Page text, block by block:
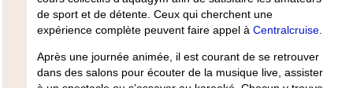
de sport et de détente. Ceux qui cherchent une
expérience complète peuvent faire appel à Centralcruise.
Après une journée animée, il est courant de se retrouver
dans des salons pour écouter de la musique live, assister